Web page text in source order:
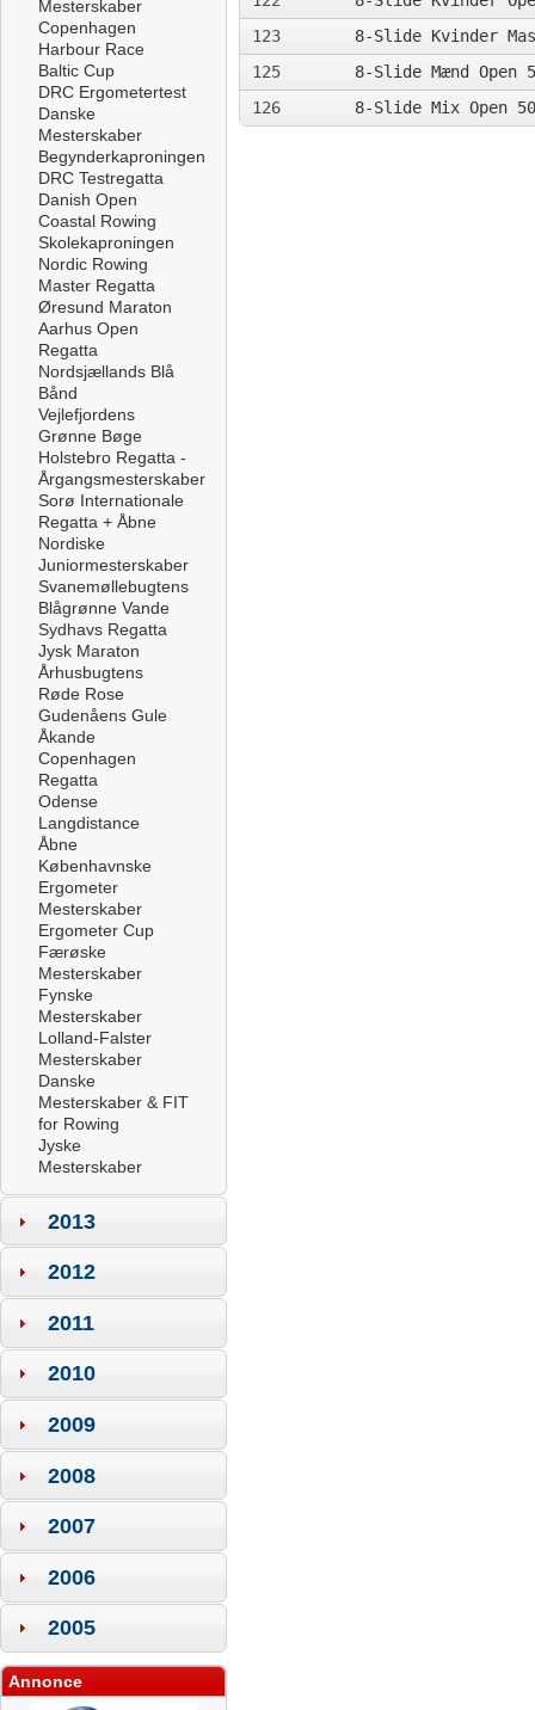
Mesterskaber
Copenhagen
Harbour Race
Baltic Cup
DRC Ergometertest
Danske
Mesterskaber
Begynderkaproningen
DRC Testregatta
Danish Open
Coastal Rowing
Skolekaproningen
Nordic Rowing
Master Regatta
Øresund Maraton
Aarhus Open
Regatta
Nordsjællands Blå
Bånd
Vejlefjordens
Grønne Bøge
Holstebro Regatta -
Årgangsmesterskaber
Sorø Internationale
Regatta + Åbne
Nordiske
Juniormesterskaber
Svanemøllebugtens
Blågrønne Vande
Sydhavs Regatta
Jysk Maraton
Århusbugtens
Røde Rose
Gudenåens Gule
Åkande
Copenhagen
Regatta
Odense
Langdistance
Åbne
Københavnske
Ergometer
Mesterskaber
Ergometer Cup
Færøske
Mesterskaber
Fynske
Mesterskaber
Lolland-Falster
Mesterskaber
Danske
Mesterskaber & FIT
for Rowing
Jyske
Mesterskaber
2013
2012
2011
2010
2009
2008
2007
2006
2005
Annonce
123
8-Slide Kvinder
125
8-Slide Mænd Open
126
8-Slide Mix Open